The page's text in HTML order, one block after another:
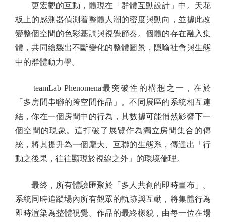
更宏觀的互動，體現在「群體互動設計」中。天花
板上的感測器偵測着整體人潮的密度與動向，並據此改
變整個空間的色彩基調與視覺節奏。個體的存在融入集
體，共同繪製出不斷變化的整體圖景，隱喻社會與生態
中的群體動力學。
teamLab Phenomena最突破性的構想之一，在於
「多房間串聯的跨空間作品」。不同展區的系統相互連
結，你在一個房間中的行為，其數據可能悄然影響下一
個空間的現象。這打破了展覽作為獨立房間集合的傳
統，將其提升為一個龐大、互聯的生態系，傳達出「行
動之後果，往往顯現於視線之外」的環境倫理。
最終，所有體驗匯聚於「多人共創的即時畫布」。
系統同時追蹤場內所有觀眾的軌跡與互動，將集體行為
即時渲染為整體視覺。作品的最終樣貌，由每一位在場